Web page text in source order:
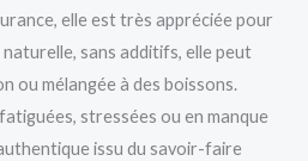
elle est très appréciée pour
sans additifs, elle peut
ou mélangée à des boissons.
stressées ou en manque
issu du savoir-faire